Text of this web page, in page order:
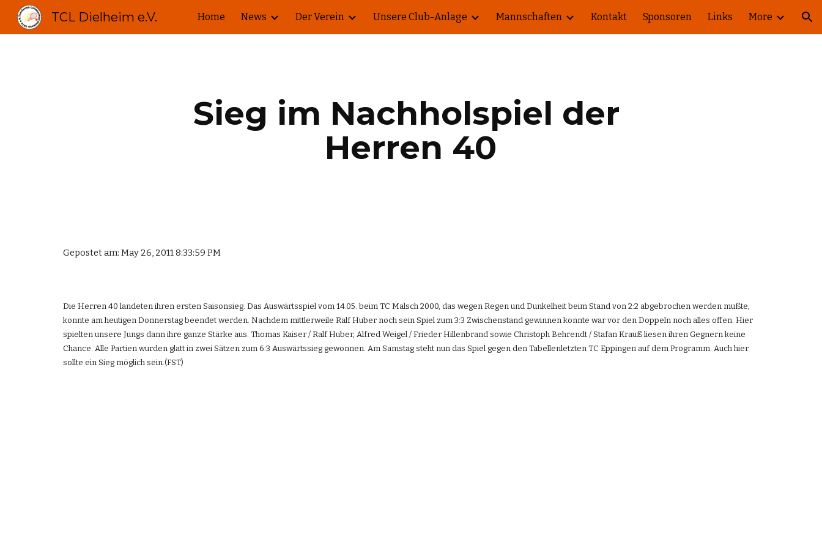
Skip to main content Skip to navigation
TCL Dielheim e.V. Home News Der Verein Unsere Club-Anlage Mannschaften Kontakt Sponsoren Links More
Sieg im Nachholspiel der
Herren 40
Gepostet am: May 26, 2011 8:33:59 PM
Die Herren 40 landeten ihren ersten Saisonsieg. Das Auswärtsspiel vom 14.05. beim TC Malsch 2000, das wegen Regen und Dunkelheit beim Stand von 2:2 abgebrochen werden mußte,
konnte am heutigen Donnerstag beendet werden. Nachdem mittlerweile Ralf Huber noch sein Spiel zum 3:3 Zwischenstand gewinnen konnte war vor den Doppeln noch alles offen. Hier
spielten unsere Jungs dann ihre ganze Stärke aus. Thomas Kaiser / Ralf Huber, Alfred Weigel / Frieder Hillenbrand sowie Christoph Behrendt / Stafan Krauß liesen ihren Gegnern keine
Chance. Alle Partien wurden glatt in zwei Sätzen zum 6:3 Auswärtssieg gewonnen. Am Samstag steht nun das Spiel gegen den Tabellenletzten TC Eppingen auf dem Programm. Auch hier
sollte ein Sieg möglich sein.(FST)